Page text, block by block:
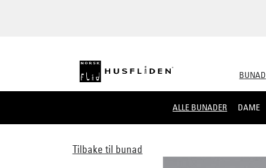
BUNAD
ALLE BUNADER DAME
Tilbake til bunad